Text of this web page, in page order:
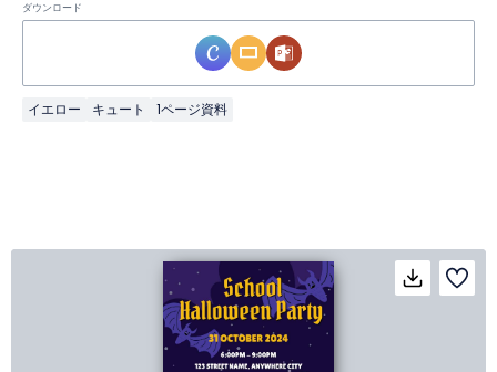
ダウンロード
イエロー キュート 1ページ資料